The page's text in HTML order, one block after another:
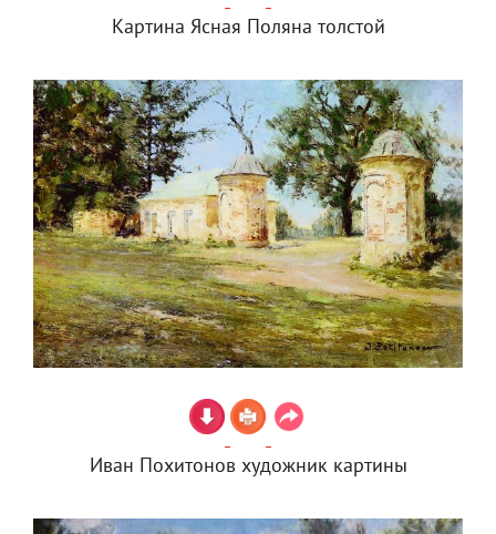
Картина Ясная Поляна толстой
Иван Похитонов художник картины